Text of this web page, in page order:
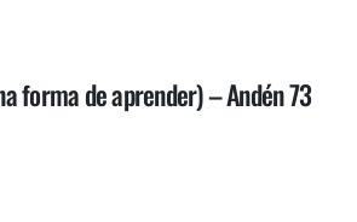
forma de aprender) – Andén 73